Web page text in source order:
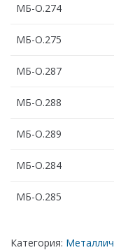
МБ-О.274
МБ-О.275
МБ-О.287
МБ-О.288
МБ-О.289
МБ-О.284
МБ-О.285
Категория: